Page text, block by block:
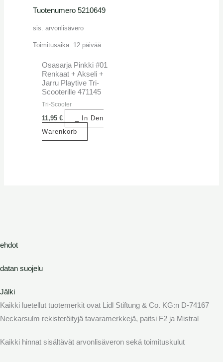
Tuotenumero 5210649
sis. arvonlisävero
Toimitusaika: 12 päivää
Osasarja Pinkki #01
Renkaat + Akseli +
Jarru Playtive Tri-
Scooterille 471145
Tri-Scooter
11,95 €
_ In Den
Warenkorb
ehdot
datan suojelu
Jälki
Kaikki luetellut tuotemerkit ovat Lidl Stiftung & Co. KG:n D-74167
Neckarsulm rekisteröityjä tavaramerkkejä, paitsi F2 ja Mistral
Kaikki hinnat sisältävät arvonlisäveron sekä toimituskulut